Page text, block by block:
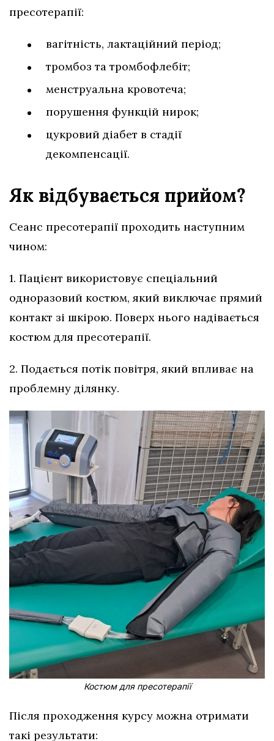
пресотерапії:
вагітність, лактаційний період;
тромбоз та тромбофлебіт;
менструальна кровотеча;
порушення функцій нирок;
цукровий діабет в стадії
декомпенсації.
Як відбувається прийом?
Сеанс пресотерапії проходить наступним
чином:
1. Пацієнт використовує спеціальний
одноразовий костюм, який виключає прямий
контакт зі шкірою. Поверх нього надівається
костюм для пресотерапії.
2. Подається потік повітря, який впливає на
проблемну ділянку.
Костюм для пресотерапії
Після проходження курсу можна отримати
такі результати: